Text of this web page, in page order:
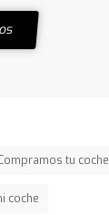
tu coche
coche